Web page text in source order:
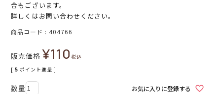
合もございます。
詳しくはお問い合わせください。
商品コード 404766
販売価格 ¥110税込
[ 5 ポイント進呈 ]
お気に入りに登録する